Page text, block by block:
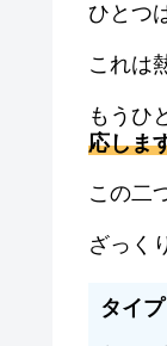
ひとつ
これは
もうひ
応しま
この二
ざっく
タイプ